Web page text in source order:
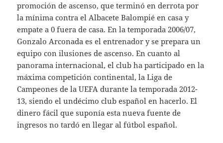
promoción de ascenso, que terminó en derrota por
la mínima contra el Albacete Balompié en casa y
empate a 0 fuera de casa. En la temporada 2006/07,
Gonzalo Arconada es el entrenador y se prepara un
equipo con ilusiones de ascenso. En cuanto al
panorama internacional, el club ha participado en la
máxima competición continental, la Liga de
Campeones de la UEFA durante la temporada 2012-
13, siendo el undécimo club español en hacerlo. El
dinero fácil que suponía esta nueva fuente de
ingresos no tardó en llegar al fútbol español.